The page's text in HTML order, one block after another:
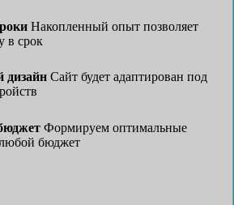
Накопленный опыт позволяет
в срок
дизайн Сайт будет адаптирован под
Формируем оптимальные
бюджет